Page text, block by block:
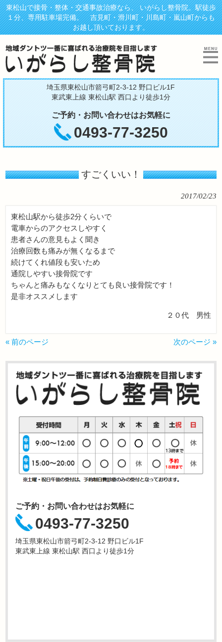
東松山で接骨・整体・交通事故治療なら、 いがらし整骨院。駅徒歩
１分、専用駐車場完備。 吉見町・滑川町・川島町・嵐山町からも
お越し頂いております。
埼玉県東松山市箭弓町2-3-12 野口ビル1F
東武東上線 東松山駅 西口より徒歩1分
ご予約・お問い合わせはお気軽に
0493-77-3250
すごくいい！
2017/02/23
東松山駅から徒歩2分くらいで
電車からのアクセスしやすく
患者さんの意見もよく聞き
治療回数も痛みが無くなるまで
続けてくれ値段も安いため
通院しやすい接骨院です
ちゃんと痛みもなくなりとても良い接骨院です！
是非オススメします
２０代 男性
« 前のページ 次のページ »
ご予約・お問い合わせはお気軽に
0493-77-3250
埼玉県東松山市箭弓町2-3-12 野口ビル1F
東武東上線 東松山駅 西口より徒歩1分